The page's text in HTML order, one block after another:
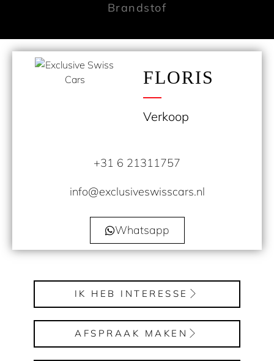
Brandstof
FLORIS
Verkoop
+31 6 21311757
info@exclusiveswisscars.nl
Whatsapp
IK HEB INTERESSE
AFSPRAAK MAKEN